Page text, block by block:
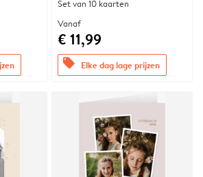
Set van 10 kaarten
Vanaf
€ 11,99
offers Elke dag lage prijzen